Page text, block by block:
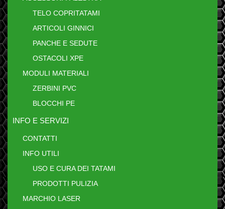
TELO COPRITATAMI
ARTICOLI GINNICI
PANCHE E SEDUTE
OSTACOLI XPE
MODULI MATERIALI
ZERBINI PVC
BLOCCHI PE
INFO E SERVIZI
CONTATTI
INFO UTILI
USO E CURA DEI TATAMI
PRODOTTI PULIZIA
MARCHIO LASER